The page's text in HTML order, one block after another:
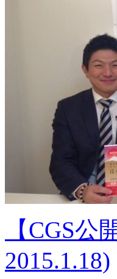
【CGS
2015.1.18)